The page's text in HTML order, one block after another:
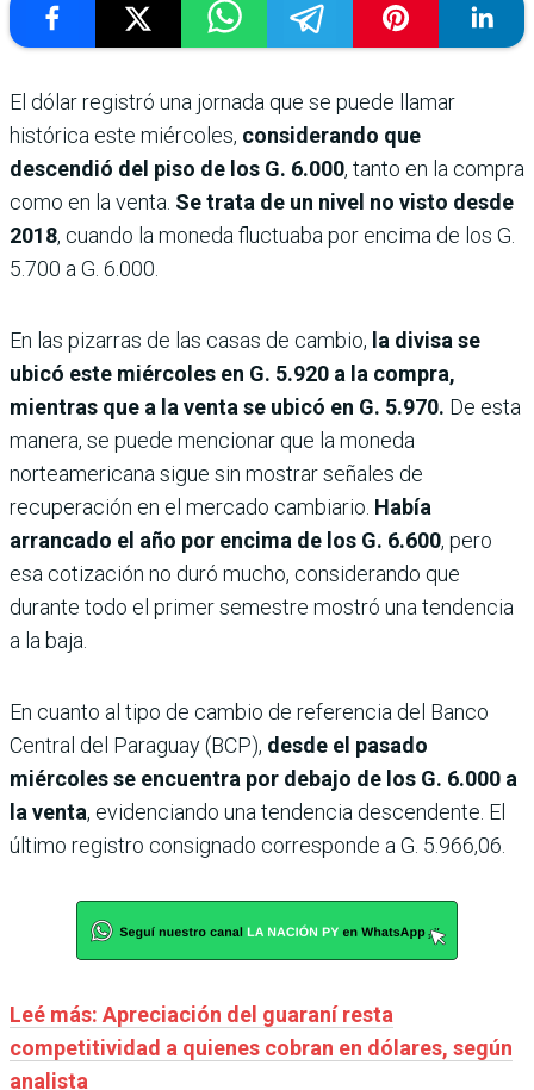
El dólar registró una jornada que se puede llamar
histórica este miércoles, considerando que
descendió del piso de los G. 6.000, tanto en la compra
como en la venta. Se trata de un nivel no visto desde
2018, cuando la moneda fluctuaba por encima de los G.
5.700 a G. 6.000.
En las pizarras de las casas de cambio, la divisa se
ubicó este miércoles en G. 5.920 a la compra,
mientras que a la venta se ubicó en G. 5.970. De esta
manera, se puede mencionar que la moneda
norteamericana sigue sin mostrar señales de
recuperación en el mercado cambiario. Había
arrancado el año por encima de los G. 6.600, pero
esa cotización no duró mucho, considerando que
durante todo el primer semestre mostró una tendencia
a la baja.
En cuanto al tipo de cambio de referencia del Banco
Central del Paraguay (BCP), desde el pasado
miércoles se encuentra por debajo de los G. 6.000 a
la venta, evidenciando una tendencia descendente. El
último registro consignado corresponde a G. 5.966,06.
Leé más: Apreciación del guaraní resta
competitividad a quienes cobran en dólares, según
analista